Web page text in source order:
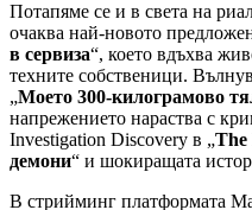
Потапяме се и в света на
очаква най-новото
в сервиза“, което вдъхва
техните собственици.
„Моето 300-килограмово
напрежението нараства с
Investigation Discovery в „The
демони“ и шокиращата
В стрийминг платформата